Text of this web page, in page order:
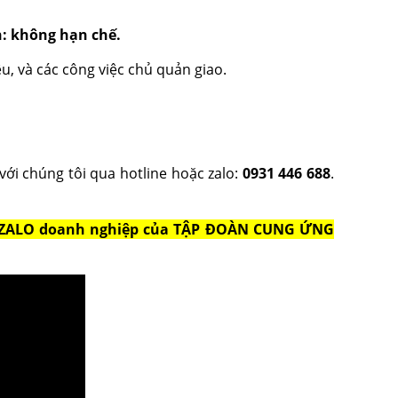
không hạn chế.
và các công việc chủ quản giao.
chúng tôi qua hotline hoặc zalo: 0931 446 688.
doanh nghiệp của TẬP ĐOÀN CUNG ỨNG